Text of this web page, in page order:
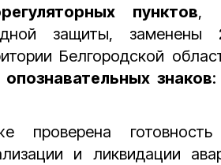
пунктов,
защиты, заменены
Белгородской
знаков:
проверена
и ликвидации